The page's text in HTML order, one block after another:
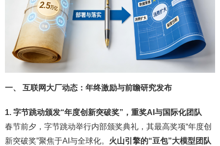
一、 互联网大厂动态：年终激励与前瞻研究发布
1. 字节跳动颁发“年度创新突破奖”，重奖AI与国际化团队
春节前夕，字节跳动举行内部颁奖典礼，其最高奖项“年度创
新突破奖”聚焦于AI与全球化。 火山引擎的“豆包”大模型团队